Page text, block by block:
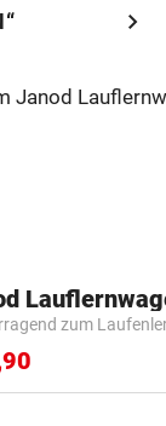
chevron_right
zum